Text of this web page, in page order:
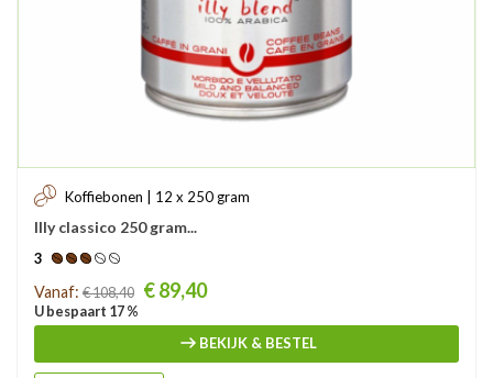
Koffiebonen | 12 x 250 gram
Illy classico 250 gram...
3
Prijs
Vanaf: € 108,40 € 89,40
U bespaart 17 %
BEKIJK & BESTEL